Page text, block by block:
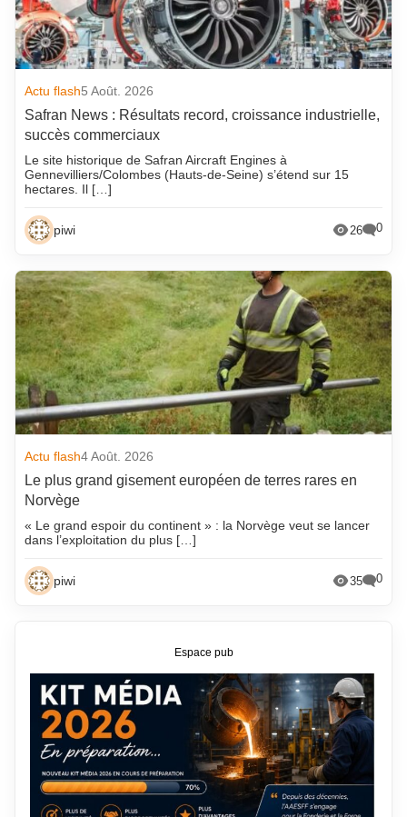
Actu flash5 Août. 2026
Safran News : Résultats record, croissance industrielle,
succès commerciaux
Le site historique de Safran Aircraft Engines à
Gennevilliers/Colombes (Hauts-de-Seine) s’étend sur 15
hectares. Il […]
piwi 26 0
Actu flash4 Août. 2026
Le plus grand gisement européen de terres rares en
Norvège
« Le grand espoir du continent » : la Norvège veut se lancer
dans l’exploitation du plus […]
piwi 35 0
Espace pub